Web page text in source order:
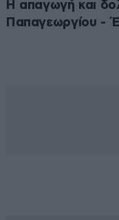
Η απαγωγή και
Παπαγεωργίου -